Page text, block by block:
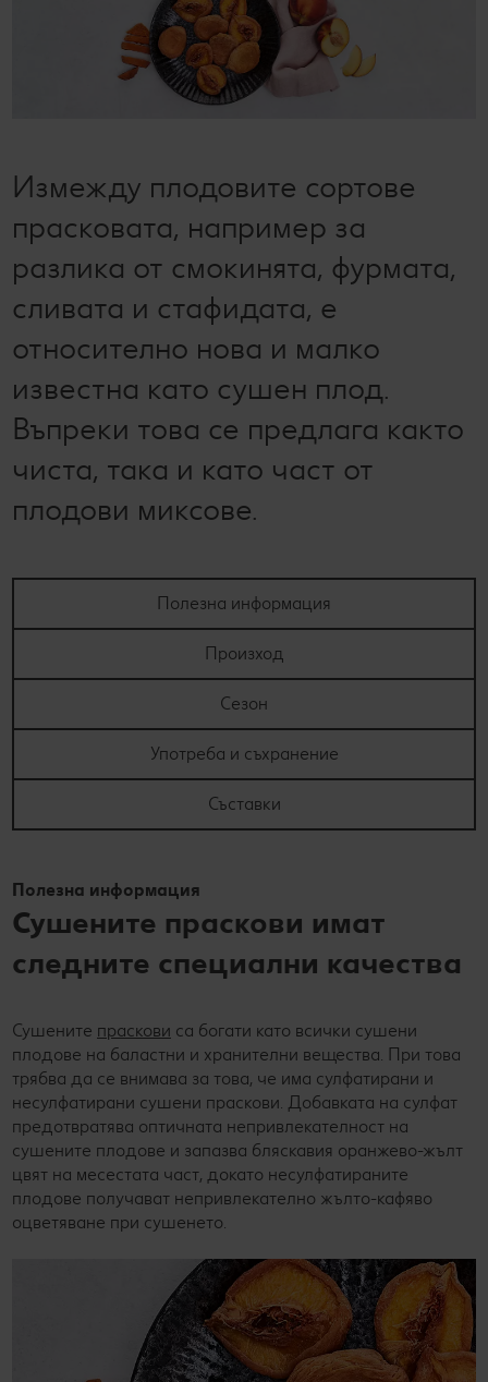
Лексикон на свежестта
Ние сме семейство
Съвети от кухнята
Развлечения, отдих и свободно време
Измежду плодовите сортове
прасковата, например за
разлика от смокинята, фурмата,
сливата и стафидата, е
относително нова и малко
известна като сушен плод.
Въпреки това се предлага както
чиста, така и като част от
плодови миксове.
Полезна информация
Произход
Сезон
Употреба и съхранение
Съставки
Полезна информация
Сушените праскови имат
следните специални качества
Сушените праскови са богати като всички сушени
плодове на баластни и хранителни вещества. При това
трябва да се внимава за това, че има сулфатирани и
несулфатирани сушени праскови. Добавката на сулфат
предотвратява оптичната непривлекателност на
сушените плодове и запазва бляскавия оранжево-жълт
цвят на месестата част, докато несулфатираните
плодове получават непривлекателно жълто-кафяво
оцветяване при сушенето.